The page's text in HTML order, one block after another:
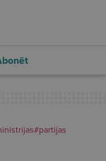
#partijas